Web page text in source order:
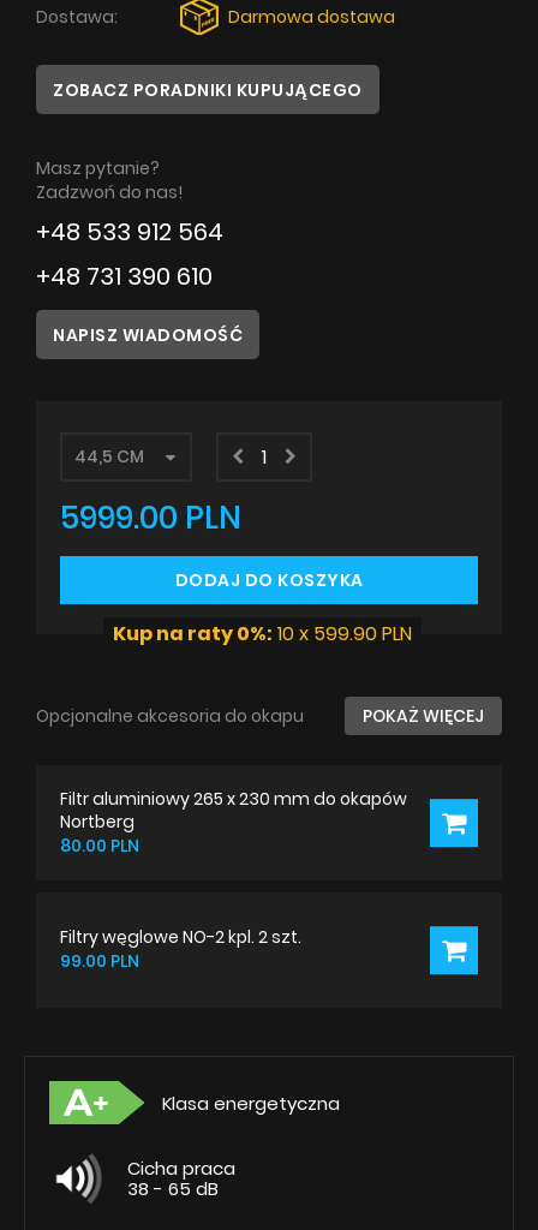
Serwis
Instrukcje
Dostawa:
Darmowa dostawa
ZOBACZ PORADNIKI KUPUJĄCEGO
Masz pytanie?
Zadzwoń do nas!
+48 533 912 564
+48 731 390 610
NAPISZ WIADOMOŚĆ
5999.00 PLN
DODAJ DO KOSZYKA
Kup na raty 0%: 10 x 599.90 PLN
Opcjonalne akcesoria do okapu POKAŻ WIĘCEJ
Filtr aluminiowy 265 x 230 mm do okapów
Nortberg
80.00 PLN
Filtry węglowe NO-2 kpl. 2 szt.
99.00 PLN
Klasa energetyczna
Cicha praca
38 - 65 dB